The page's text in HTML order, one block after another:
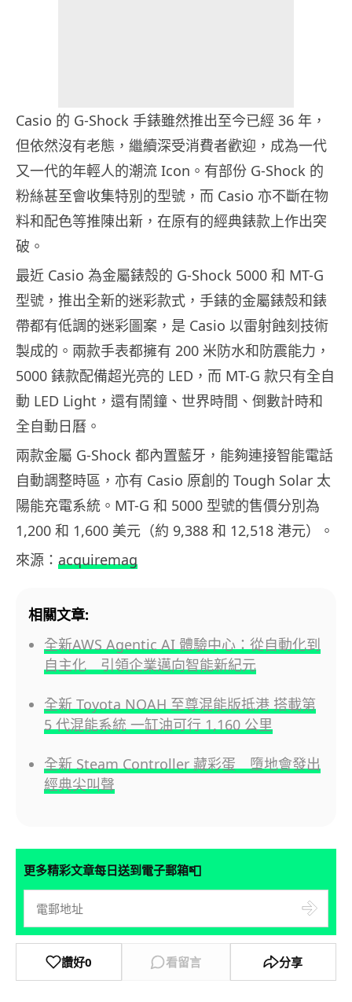
Casio 的 G-Shock 手錶雖然推出至今已經 36 年，
但依然沒有老態，繼續深受消費者歡迎，成為一代
又一代的年輕人的潮流 Icon。有部份 G-Shock 的
粉絲甚至會收集特別的型號，而 Casio 亦不斷在物
料和配色等推陳出新，在原有的經典錶款上作出突
破。
最近 Casio 為金屬錶殼的 G-Shock 5000 和 MT-G
型號，推出全新的迷彩款式，手錶的金屬錶殼和錶
帶都有低調的迷彩圖案，是 Casio 以雷射蝕刻技術
製成的。兩款手表都擁有 200 米防水和防震能力，
5000 錶款配備超光亮的 LED，而 MT-G 款只有全自
動 LED Light，還有鬧鐘、世界時間、倒數計時和
全自動日曆。
兩款金屬 G-Shock 都內置藍牙，能夠連接智能電話
自動調整時區，亦有 Casio 原創的 Tough Solar 太
陽能充電系統。MT-G 和 5000 型號的售價分別為
1,200 和 1,600 美元（約 9,388 和 12,518 港元）。
來源： acquiremag
相關文章:
全新AWS Agentic AI 體驗中心：從自動化到
自主化 引領企業邁向智能新紀元
全新 Toyota NOAH 至尊混能版抵港 搭載第
5 代混能系統 一缸油可行 1,160 公里
全新 Steam Controller 藏彩蛋 墮地會發出
經典尖叫聲
更多精彩文章每日送到電子郵箱📮
讚好0 看留言 分享